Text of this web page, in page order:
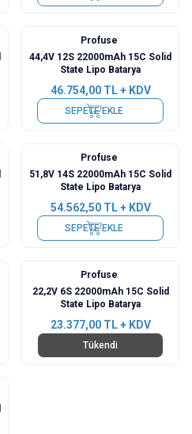
Profuse
44,4V 12S 22000mAh 15C Solid
State Lipo Batarya
46.754,00TL + KDV
SEPETE EKLE
Profuse
51,8V 14S 22000mAh 15C Solid
State Lipo Batarya
54.562,50TL + KDV
SEPETE EKLE
Profuse
22,2V 6S 22000mAh 15C Solid
State Lipo Batarya
23.377,00TL + KDV
Tükendi